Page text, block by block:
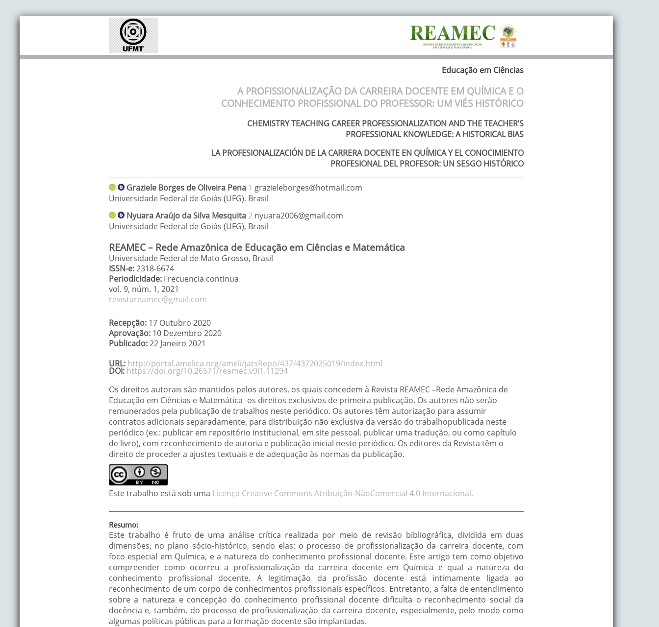
Educação em Ciências
A PROFISSIONALIZAÇÃO DA CARREIRA DOCENTE EM QUÍMICA E O
CONHECIMENTO PROFISSIONAL DO PROFESSOR: UM VIÉS HISTÓRICO
CHEMISTRY TEACHING CAREER PROFESSIONALIZATION AND THE TEACHER’S
PROFESSIONAL KNOWLEDGE: A HISTORICAL BIAS
LA PROFESIONALIZACIÓN DE LA CARRERA DOCENTE EN QUÍMICA Y EL CONOCIMIENTO
PROFESIONAL DEL PROFESOR: UN SESGO HISTÓRICO
Graziele Borges de Oliveira Pena 1 grazieleborges@hotmail.com
Universidade Federal de Goiás (UFG), Brasil
Nyuara Araújo da Silva Mesquita 2 nyuara2006@gmail.com
Universidade Federal de Goiás (UFG), Brasil
REAMEC – Rede Amazônica de Educação em Ciências e Matemática
Universidade Federal de Mato Grosso, Brasil
ISSN-e:2318-6674
Periodicidade: Frecuencia continua
vol. 9, núm. 1, 2021
revistareamec@gmail.com
Recepção: 17 Outubro 2020
Aprovação: 10 Dezembro 2020
Publicado:22 Janeiro 2021
URL: http://portal.amelica.org/ameli/jatsRepo/437/4372025019/index.html
DOI: https://doi.org/10.26571/reamec.v9i1.11294
Os direitos autorais são mantidos pelos autores, os quais concedem à Revista REAMEC –Rede Amazônica de
Educação em Ciências e Matemática -os direitos exclusivos de primeira publicação. Os autores não serão
remunerados pela publicação de trabalhos neste periódico. Os autores têm autorização para assumir
contratos adicionais separadamente, para distribuição não exclusiva da versão do trabalhopublicada neste
periódico (ex.: publicar em repositório institucional, em site pessoal, publicar uma tradução, ou como capítulo
de livro), com reconhecimento de autoria e publicação inicial neste periódico. Os editores da Revista têm o
direito de proceder a ajustes textuais e de adequação às normas da publicação.
Este trabalho está sob uma Licença Creative Commons Atribuição-NãoComercial 4.0 Internacional.
Resumo:
Este trabalho é fruto de uma análise crítica realizada por meio de revisão bibliográfica, dividida em duas
dimensões, no plano sócio-histórico, sendo elas: o processo de profissionalização da carreira docente, com
foco especial em Química, e a natureza do conhecimento profissional docente. Este artigo tem como objetivo
compreender como ocorreu a profissionalização da carreira docente em Química e qual a natureza do
conhecimento profissional docente. A legitimação da profissão docente está intimamente ligada ao
reconhecimento de um corpo de conhecimentos profissionais específicos. Entretanto, a falta de entendimento
sobre a natureza e concepção do conhecimento profissional docente dificulta o reconhecimento social da
docência e, também, do processo de profissionalização da carreira docente, especialmente, pelo modo como
algumas políticas públicas para a formação docente são implantadas.